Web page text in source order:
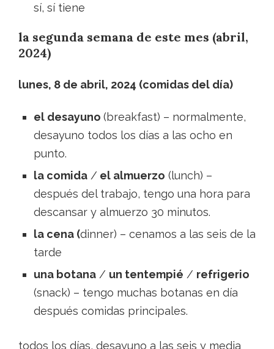
sí, sí tiene
la segunda semana de este mes (abril,
2024)
lunes, 8 de abril, 2024 (comidas del día)
el desayuno (breakfast) – normalmente,
desayuno todos los días a las ocho en
punto.
la comida / el almuerzo (lunch) –
después del trabajo, tengo una hora para
descansar y almuerzo 30 minutos.
la cena (dinner) – cenamos a las seis de la
tarde
una botana / un tentempié / refrigerio
(snack) – tengo muchas botanas en día
después comidas principales.
todos los días, desayuno a las seis y media